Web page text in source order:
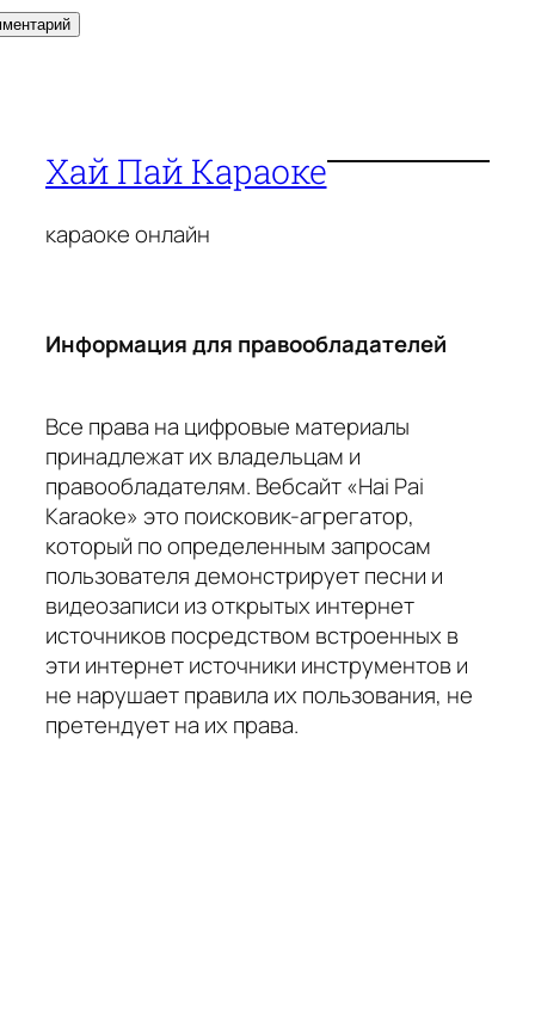
Хай Пай Караоке
караоке онлайн
Информация для правообладателей
Все права на цифровые материалы
принадлежат их владельцам и
правообладателям. Вебсайт «Hai Pai
Karaoke» это поисковик-агрегатор,
который по определенным запросам
пользователя демонстрирует песни и
видеозаписи из открытых интернет
источников посредством встроенных в
эти интернет источники инструментов и
не нарушает правила их пользования, не
претендует на их права.